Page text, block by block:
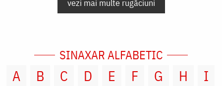
vezi mai multe rugăciuni
SINAXAR ALFABETIC
A B C D E F G H
I